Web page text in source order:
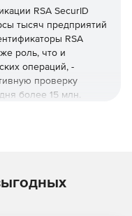
RSA SecurID
тысяч предприятий
RSA
роль, что и
операций, -
проверку
более 15 млн.
RSA SecurID
окупаемости